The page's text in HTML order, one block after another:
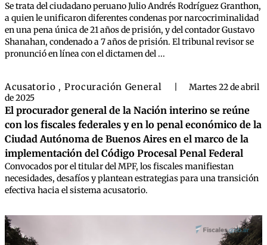
Se trata del ciudadano peruano Julio Andrés Rodríguez Granthon,
a quien le unificaron diferentes condenas por narcocriminalidad
en una pena única de 21 años de prisión, y del contador Gustavo
Shanahan, condenado a 7 años de prisión. El tribunal revisor se
pronunció en línea con el dictamen del ...
Acusatorio , Procuración General
Martes 22 de abril
de 2025
El procurador general de la Nación interino se reúne
con los fiscales federales y en lo penal económico de la
Ciudad Autónoma de Buenos Aires en el marco de la
implementación del Código Procesal Penal Federal
Convocados por el titular del MPF, los fiscales manifiestan
necesidades, desafíos y plantean estrategias para una transición
efectiva hacia el sistema acusatorio.